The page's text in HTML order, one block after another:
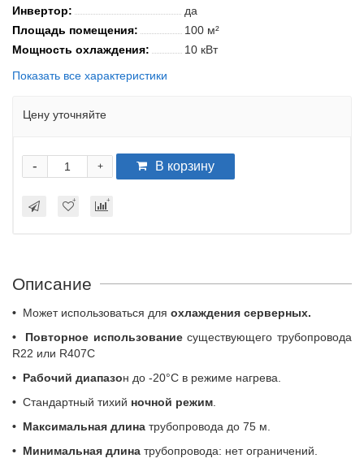
Инвертор:
да
Площадь помещения:
100 м²
Мощность охлаждения:
10 кВт
Показать все характеристики
Цену уточняйте
+
- В корзину
Описание
• Может использоваться для охлаждения серверных.
•
Повторное использованиесуществующего трубопровода
R22 или R407C
• Рабочий диапазон до -20°C в режиме нагрева.
• Cтандартный тихий ночной режим
• Максимальная длина трубопровода до 75 м.
• Минимальная длина трубопровода: нет ограничений.